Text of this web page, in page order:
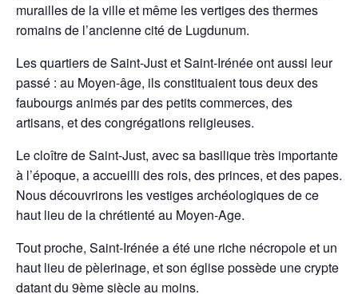
murailles de la ville et même les vertiges des thermes
romains de l’ancienne cité de Lugdunum.
Les quartiers de Saint-Just et Saint-Irénée ont aussi leur
passé : au Moyen-âge, ils constituaient tous deux des
faubourgs animés par des petits commerces, des
artisans, et des congrégations religieuses.
Le cloître de Saint-Just, avec sa basilique très importante
à l’époque, a accueilli des rois, des princes, et des papes.
Nous découvrirons les vestiges archéologiques de ce
haut lieu de la chrétienté au Moyen-Age.
Tout proche, Saint-Irénée a été une riche nécropole et un
haut lieu de pèlerinage, et son église possède une crypte
datant du 9ème siècle au moins.